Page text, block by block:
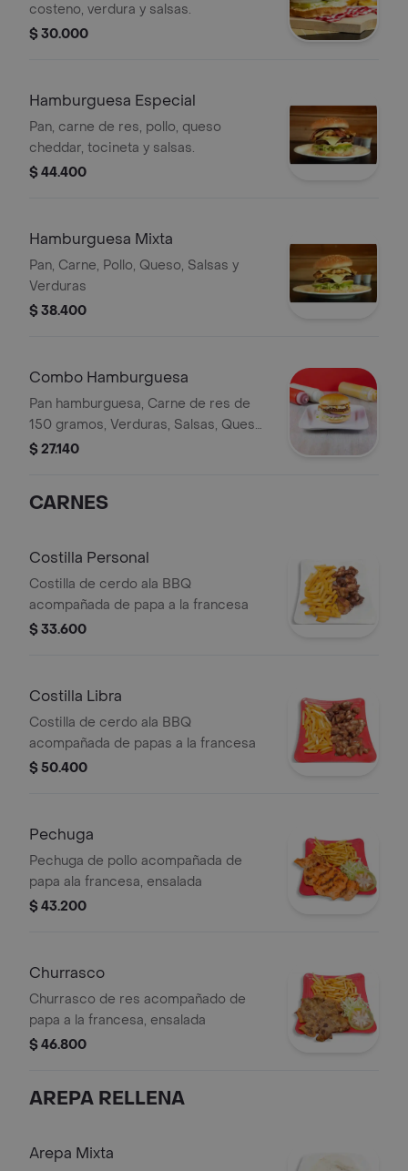
costeno, verdura y salsas.
$ 30.000
Hamburguesa Especial
Pan, carne de res, pollo, queso
cheddar, tocineta y salsas.
$ 44.400
Hamburguesa Mixta
Pan, Carne, Pollo, Queso, Salsas y
Verduras
$ 38.400
Combo Hamburguesa
Pan hamburguesa, Carne de res de
150 gramos, Verduras, Salsas, Queso
Crema, Gaseosa 250
$ 27.140
CARNES
Costilla Personal
Costilla de cerdo ala BBQ
acompañada de papa a la francesa
$ 33.600
Costilla Libra
Costilla de cerdo ala BBQ
acompañada de papas a la francesa
$ 50.400
Pechuga
Pechuga de pollo acompañada de
papa ala francesa, ensalada
$ 43.200
Churrasco
Churrasco de res acompañado de
papa a la francesa, ensalada
$ 46.800
AREPA RELLENA
Arepa Mixta